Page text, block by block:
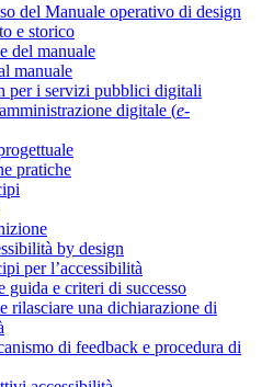
del Manuale operativo di design
e storico
del manuale
manuale
per i servizi pubblici digitali
digitale (e-
pratiche
by design
per l’accessibilità
guida e criteri di successo
rilasciare una dichiarazione di
di feedback e procedura di